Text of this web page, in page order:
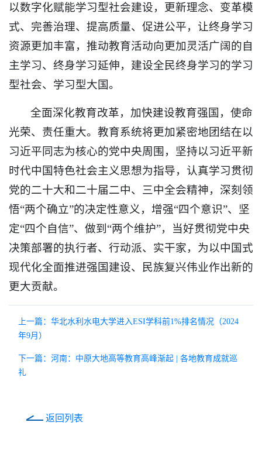
以数字化赋能学习型社会建设，更新理念、变革模
式、完善治理、提高质量、促进公平，让终身学习
资源更加丰富，推动教育活动向更加灵活广阔的自
主学习、终身学习延伸，建设全民终身学习的学习
型社会、学习型大国。
全面深化教育改革，加快建设教育强国，使命
光荣、责任重大。教育系统将更加紧密地团结在以
习近平同志为核心的党中央周围，坚持以习近平新
时代中国特色社会主义思想为指导，认真学习贯彻
党的二十大和二十届二中、三中全会精神，深刻领
悟“两个确立”的决定性意义，增强“四个意识”、坚
定“四个自信”、做到“两个维护”，当好贯彻党中央
决策部署的执行者、行动派、实干家，为以中国式
现代化全面推进强国建设、民族复兴伟业作出新的
更大贡献。
上一篇：华北水利水电大学进入ESI学科前1%排名情况（2024
年9月）
下一篇：河南：中原大地高等教育高峰渐起 | 各地教育成就巡
礼
返回列表